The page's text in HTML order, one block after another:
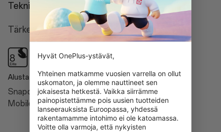
Tekniikka
Tärkeimmät ominaisuudet
Alusta
Snapdragon® 8 Elite
Mobile Platform
Tekoäly
Intelligent Search
Google Gemini
AI Detail Boost
Hyvät OnePlus-ystävät,
Yhteinen matkamme vuosien varrella on ollut
uskomaton, ja olemme nauttineet sen
jokaisesta hetkestä. Vaikka siirrämme
painopistettämme pois uusien tuotteiden
lanseerauksista Euroopassa, yhdessä
rakentamamme intohimo ei ole katoamassa.
Voitte olla varmoja, että nykyisten